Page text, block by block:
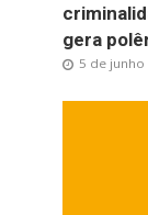
gera
5 de junho